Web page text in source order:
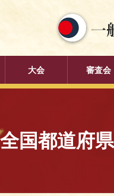
大会 審査会
国都道府